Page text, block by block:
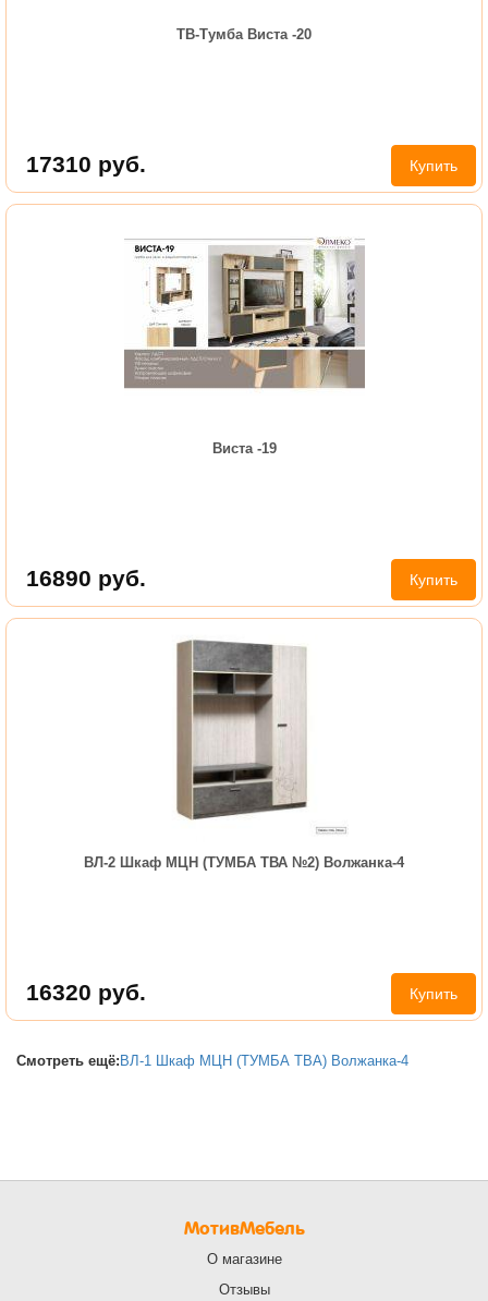
ТВ-Тумба Виста -20
17310 руб. Купить
Виста -19
16890 руб. Купить
ВЛ-2 Шкаф МЦН (ТУМБА ТВА №2) Волжанка-4
16320 руб. Купить
Смотреть ещё: ВЛ-1 Шкаф МЦН (ТУМБА ТВА) Волжанка-4
МотивМебель
О магазине
Отзывы